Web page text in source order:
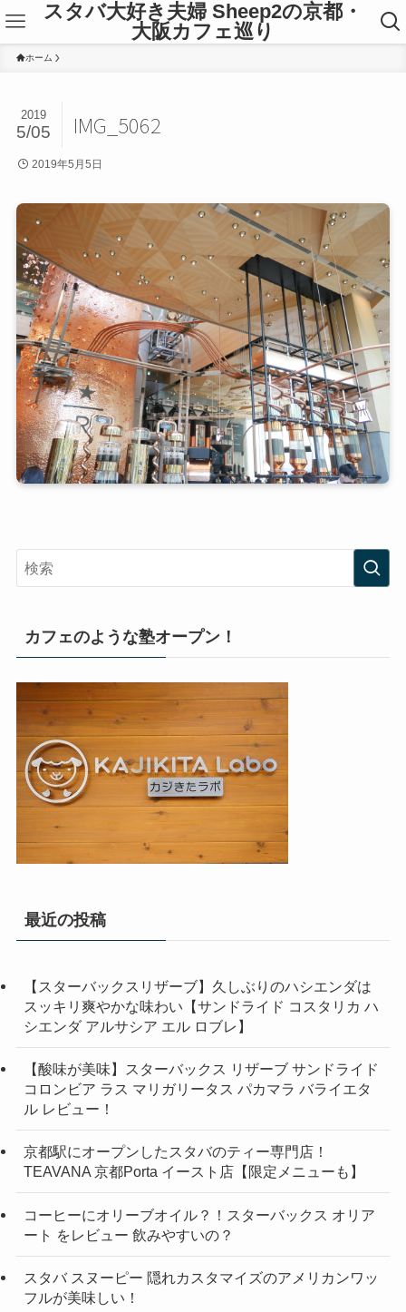
スタバ大好き夫婦 Sheep2の京都・
大阪カフェ巡り
ホーム
IMG_5062
2019
5/05
2019年5月5日
カフェのような塾オープン！
最近の投稿
【スターバックスリザーブ】久しぶりのハシエンダは
スッキリ爽やかな味わい【サンドライド コスタリカ ハ
シエンダ アルサシア エル ロブレ】
【酸味が美味】スターバックス リザーブ サンドライド
コロンビア ラス マリガリータス パカマラ バライエタ
ル レビュー！
京都駅にオープンしたスタバのティー専門店！
TEAVANA 京都Porta イースト店【限定メニューも】
コーヒーにオリーブオイル？！スターバックス オリア
ート をレビュー 飲みやすいの？
スタバ スヌーピー 隠れカスタマイズのアメリカンワッ
フルが美味しい！